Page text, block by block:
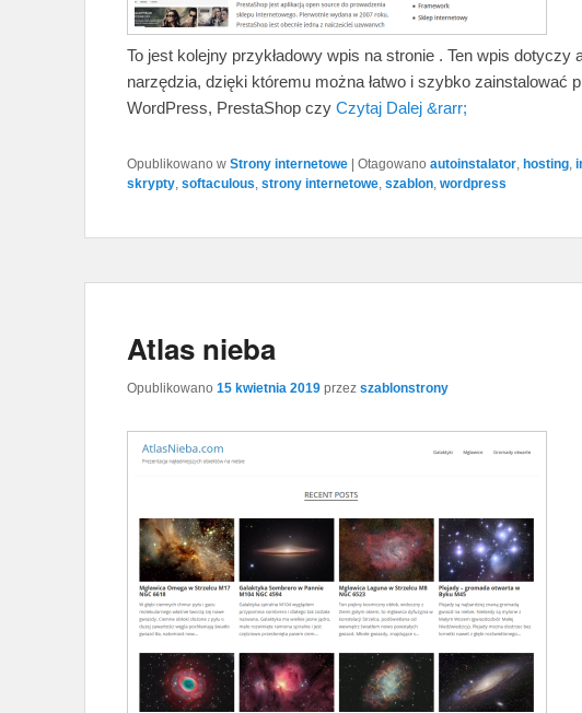
To jest kolejny przykładowy wpis na stronie . Ten wpis dotyczy
narzędzia, dzięki któremu można łatwo i szybko zainstalować
WordPress, PrestaShop czy Czytaj Dalej &rarr;
Opublikowano w Strony internetowe Otagowano autoinstalator, hosting,
skrypty, softaculous, strony internetowe, szablon, wordpress
Atlas nieba
Opublikowano 15 kwietnia 2019 przez szablonstrony